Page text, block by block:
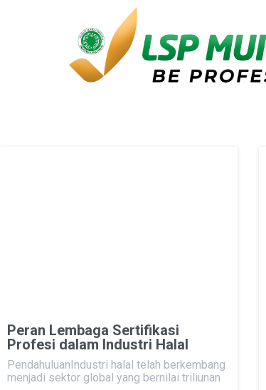
Peran Lembaga Sertifikasi
Profesi dalam Industri Halal
PendahuluanIndustri halal telah berkembang
menjadi sektor global yang bernilai triliunan